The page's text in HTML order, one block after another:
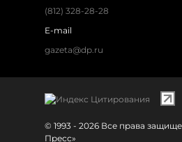
(812) 328-28-28
E-mail
gazeta@dp.ru
© 1993 - 2026 Все права
Пресс»